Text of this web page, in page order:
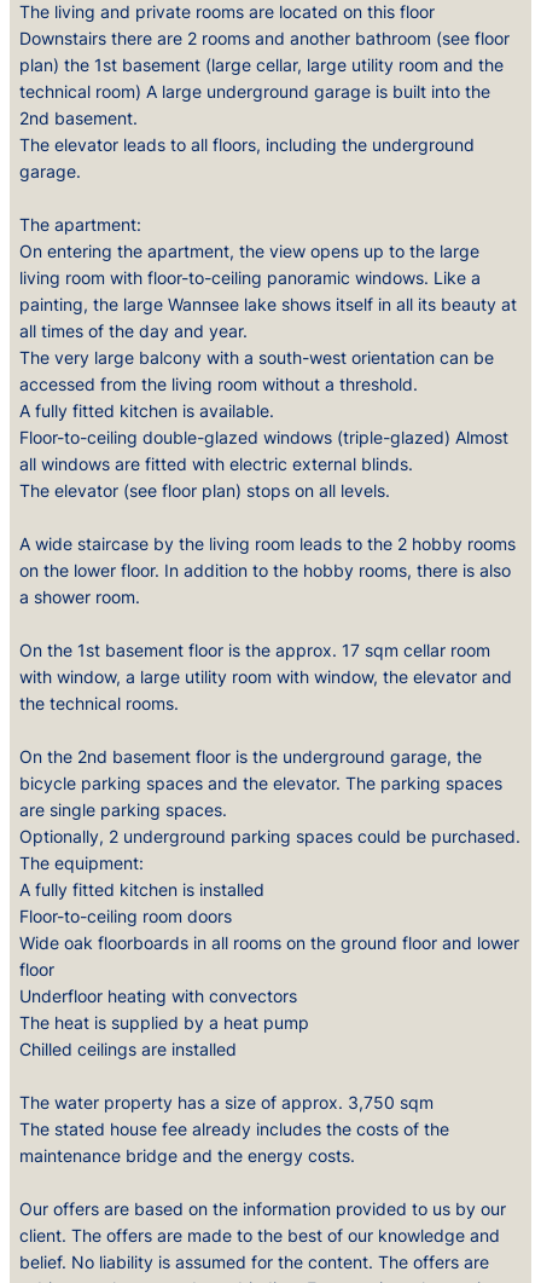
The living and private rooms are located on this floor
Downstairs there are 2 rooms and another bathroom (see floor
plan) the 1st basement (large cellar, large utility room and the
technical room) A large underground garage is built into the
2nd basement.
The elevator leads to all floors, including the underground
garage.
The apartment:
On entering the apartment, the view opens up to the large
living room with floor-to-ceiling panoramic windows. Like a
painting, the large Wannsee lake shows itself in all its beauty at
all times of the day and year.
The very large balcony with a south-west orientation can be
accessed from the living room without a threshold.
A fully fitted kitchen is available.
Floor-to-ceiling double-glazed windows (triple-glazed) Almost
all windows are fitted with electric external blinds.
The elevator (see floor plan) stops on all levels.
A wide staircase by the living room leads to the 2 hobby rooms
on the lower floor. In addition to the hobby rooms, there is also
a shower room.
On the 1st basement floor is the approx. 17 sqm cellar room
with window, a large utility room with window, the elevator and
the technical rooms.
On the 2nd basement floor is the underground garage, the
bicycle parking spaces and the elevator. The parking spaces
are single parking spaces.
Optionally, 2 underground parking spaces could be purchased.
The equipment:
A fully fitted kitchen is installed
Floor-to-ceiling room doors
Wide oak floorboards in all rooms on the ground floor and lower
floor
Underfloor heating with convectors
The heat is supplied by a heat pump
Chilled ceilings are installed
The water property has a size of approx. 3,750 sqm
The stated house fee already includes the costs of the
maintenance bridge and the energy costs.
Our offers are based on the information provided to us by our
client. The offers are made to the best of our knowledge and
belief. No liability is assumed for the content. The offers are